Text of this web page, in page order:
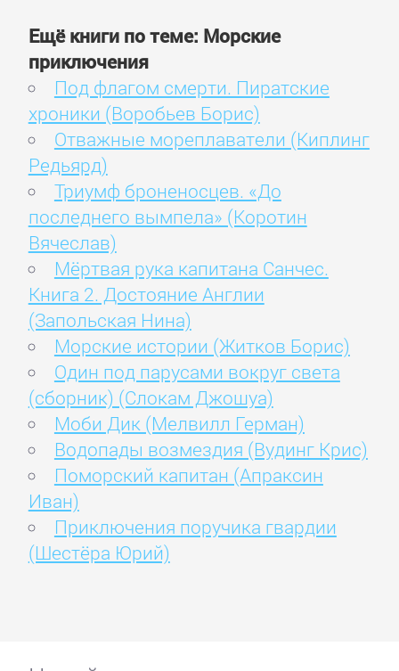
Ещё книги по теме: Морские
приключения
Под флагом смерти. Пиратские
хроники (Воробьев Борис)
Отважные мореплаватели (Киплинг
Редьярд)
Триумф броненосцев. «До
последнего вымпела» (Коротин
Вячеслав)
Мёртвая рука капитана Санчес.
Книга 2. Достояние Англии
(Запольская Нина)
Морские истории (Житков Борис)
Один под парусами вокруг света
(сборник) (Слокам Джошуа)
Моби Дик (Мелвилл Герман)
Водопады возмездия (Вудинг Крис)
Поморский капитан (Апраксин
Иван)
Приключения поручика гвардии
(Шестёра Юрий)